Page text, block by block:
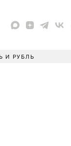
И РУБЛЬ